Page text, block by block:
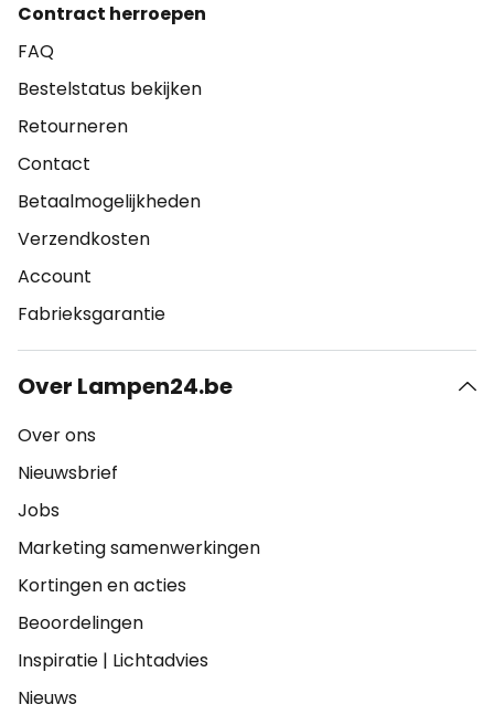
Contract herroepen
FAQ
Bestelstatus bekijken
Retourneren
Contact
Betaalmogelijkheden
Verzendkosten
Account
Fabrieksgarantie
Over Lampen24.be
Over ons
Nieuwsbrief
Jobs
Marketing samenwerkingen
Kortingen en acties
Beoordelingen
Inspiratie | Lichtadvies
Nieuws